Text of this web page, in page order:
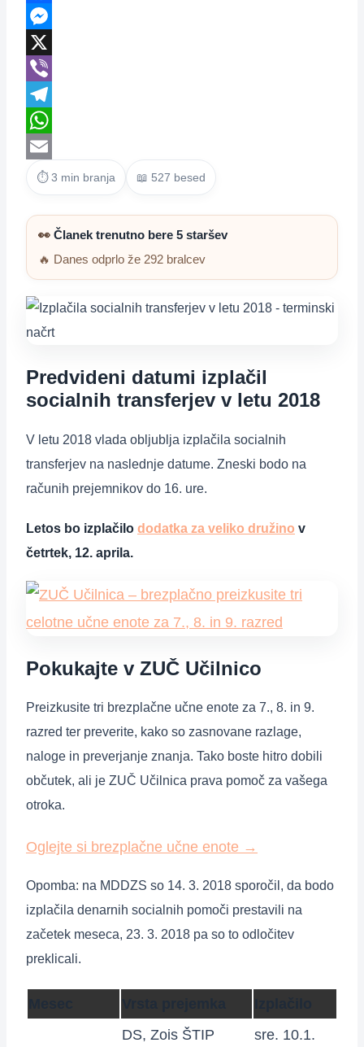
Facebook
Messenger
X
Viber
Telegram
WhatsApp
Email
⏱ 3 min branja 📖 527 besed
👀 Članek trenutno bere 5 staršev
🔥 Danes odprlo že 292 bralcev
Predvideni datumi izplačil
socialnih transferjev v letu 2018
V letu 2018 vlada obljublja izplačila socialnih
transferjev na naslednje datume. Zneski bodo na
računih prejemnikov do 16. ure.
Letos bo izplačilo dodatka za veliko družino v
četrtek, 12. aprila.
Pokukajte v ZUČ Učilnico
Preizkusite tri brezplačne učne enote za 7., 8. in 9.
razred ter preverite, kako so zasnovane razlage,
naloge in preverjanje znanja. Tako boste hitro dobili
občutek, ali je ZUČ Učilnica prava pomoč za vašega
otroka.
Oglejte si brezplačne učne enote →
Opomba: na MDDZS so 14. 3. 2018 sporočil, da bodo
izplačila denarnih socialnih pomoči prestavili na
začetek meseca, 23. 3. 2018 pa so to odločitev
preklicali.
DS, Zois ŠTIP
sre. 10.1.